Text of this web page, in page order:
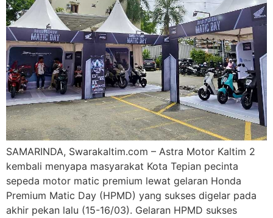
SAMARINDA, Swarakaltim.com – Astra Motor Kaltim 2
kembali menyapa masyarakat Kota Tepian pecinta
sepeda motor matic premium lewat gelaran Honda
Premium Matic Day (HPMD) yang sukses digelar pada
akhir pekan lalu (15-16/03). Gelaran HPMD sukses